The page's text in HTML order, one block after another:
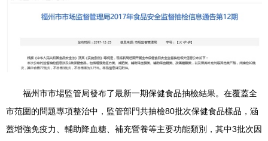
福州市市場監管局發布了最新一期保健食品抽檢結果。在覆蓋全
市范圍的問題專項整治中，監管部門共抽檢80批次保健食品樣品，涵
蓋增強免疫力、輔助降血糖、補充營養等主要功能類別，其中3批次因